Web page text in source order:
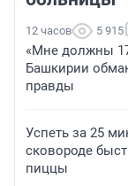
12 часов 5 915
«Мне должны
Башкирии
правды
Успеть за 25
сковороде
пиццы